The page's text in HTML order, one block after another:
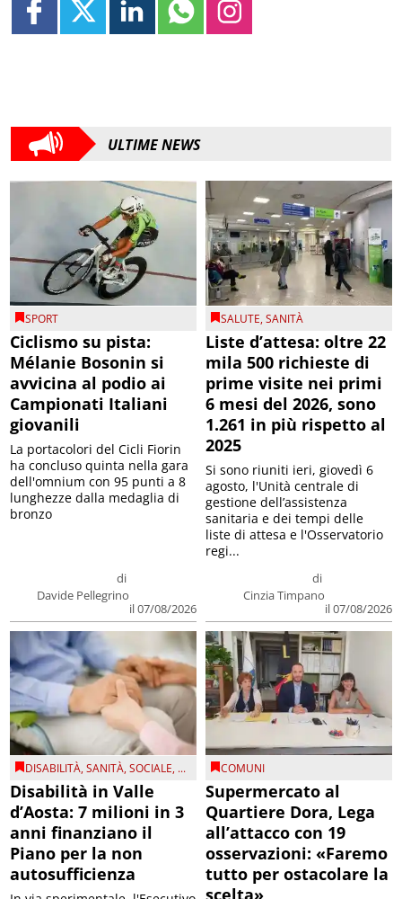
ULTIME NEWS
SPORT
Ciclismo su pista:
Mélanie Bosonin si
avvicina al podio ai
Campionati Italiani
giovanili
di
Davide Pellegrino
il 07/08/2026
La portacolori del Cicli Fiorin
ha concluso quinta nella gara
dell'omnium con 95 punti a 8
lunghezze dalla medaglia di
bronzo
SALUTE,SANITÀ
Liste d’attesa: oltre 22
mila 500 richieste di
prime visite nei primi
6 mesi del 2026, sono
1.261 in più rispetto al
2025
di
Cinzia Timpano
il 07/08/2026
Si sono riuniti ieri, giovedì 6
agosto, l'Unità centrale di
gestione dell’assistenza
sanitaria e dei tempi delle
liste di attesa e l'Osservatorio
regi...
DISABILITÀ,SANITÀ,SOCIALE, ...
Disabilità in Valle
d’Aosta: 7 milioni in 3
anni finanziano il
Piano per la non
autosufficienza
COMUNI
Supermercato al
Quartiere Dora, Lega
all’attacco con 19
osservazioni: «Faremo
tutto per ostacolare la
scelta»